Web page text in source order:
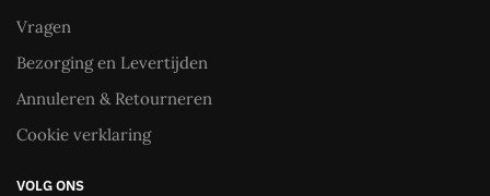
Vragen
Bezorging en Levertijden
Annuleren & Retourneren
Cookie verklaring
VOLG ONS